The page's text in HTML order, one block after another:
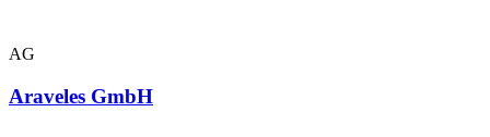
AG
Araveles GmbH